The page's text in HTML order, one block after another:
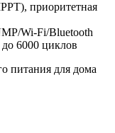
приоритетная
Wi-Fi/Bluetooth
6000 циклов
питания для дома